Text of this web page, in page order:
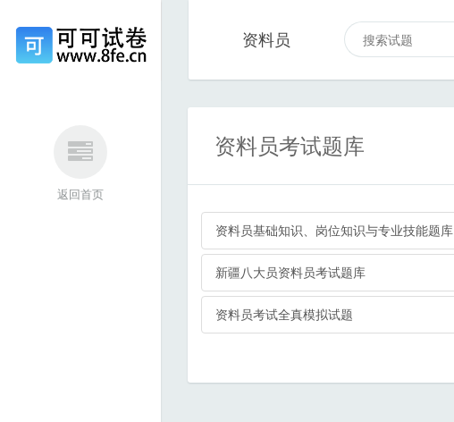
返回首页
资料员
资料员考试题库
资料员基础知识、岗位知识与专业技能题库
新疆八大员资料员考试题库
资料员考试全真模拟试题